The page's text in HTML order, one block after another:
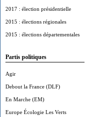
2017 : élection présidentielle
2015 : élections régionales
2015 : élections départementales
Partis politiques
Agir
Debout la France (DLF)
En Marche (EM)
Europe Écologie Les Verts